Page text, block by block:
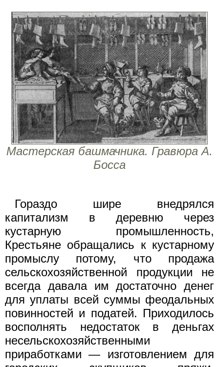
Мастерская башмачника. Гравюра А.
Босса
Гораздо шире внедрялся
капитализм в деревню через
кустарную промышленность,
Крестьяне обращались к кустарному
промыслу потому, что продажа
сельскохозяйственной продукции не
всегда давала им достаточно денег
для уплаты всей суммы феодальных
повинностей и податей. Приходилось
восполнять недостаток в деньгах
несельскохозяйственными
приработками — изготовлением для